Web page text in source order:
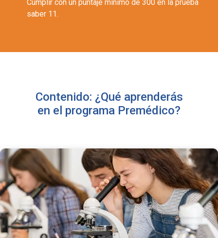
Cumplir con un puntaje mínimo de 300 en la prueba
saber 11.
Contenido: ¿Qué aprenderás
en el programa Premédico?